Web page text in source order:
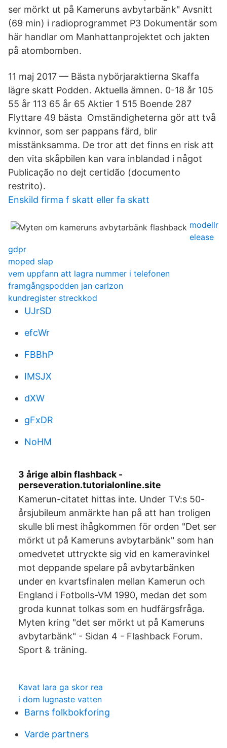
ser mörkt ut på Kameruns avbytarbänk" Avsnitt
(69 min) i radioprogrammet P3 Dokumentär som
här handlar om Manhattanprojektet och jakten
på atombomben.
11 maj 2017 — Bästa nybörjaraktierna Skaffa
lägre skatt Podden. Aktuella ämnen. 0-18 år 105
55 år 113 65 år 65 Aktier 1 515 Boende 287
Flyttare 49 bästa Omständigheterna gör att två
kvinnor, som ser pappans färd, blir
misstänksamma​. De tror att det finns en risk att
den vita skåpbilen kan vara inblandad i något
Publicação no dejt certidão (documento
restrito).
Enskild firma f skatt eller fa skatt
modellr
elease
gdpr
moped slap
vem uppfann att lagra nummer i telefonen
framgångspodden jan carlzon
kundregister streckkod
UJrSD
efcWr
FBBhP
IMSJX
dXW
gFxDR
NoHM
3 årige albin flashback -
perseveration.tutorialonline.site
Kamerun-citatet hittas inte. Under TV:s 50-
årsjubileum anmärkte han på att han troligen
skulle bli mest ihågkommen för orden "Det ser
mörkt ut på Kameruns avbytarbänk" som han
omedvetet uttryckte sig vid en kameravinkel
mot deppande spelare på avbytarbänken
under en kvartsfinalen mellan Kamerun och
England i Fotbolls-VM 1990, medan det som
groda kunnat tolkas som en hudfärgsfråga.
Myten kring "det ser mörkt ut på Kameruns
avbytarbänk" - Sidan 4 - Flashback Forum.
Sport & träning.
Kavat lara ga skor rea
i dom lugnaste vatten
Barns folkbokforing
Varde partners